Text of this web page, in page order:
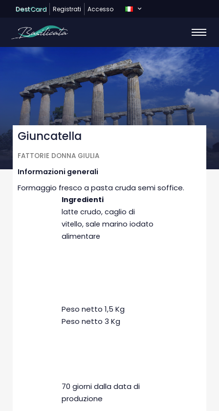
DestCard Registrati Accesso
Giuncatella
FATTORIE DONNA GIULIA
Informazioni generali
Formaggio fresco a pasta cruda semi soffice.
Ingredienti
latte crudo, caglio di
vitello, sale marino iodato
alimentare
Peso netto 1,5 Kg
Peso netto 3 Kg
70 giorni dalla data di
produzione